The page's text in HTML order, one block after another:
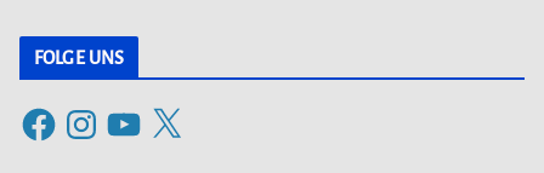
g
FOLGE UNS
F
Y
X